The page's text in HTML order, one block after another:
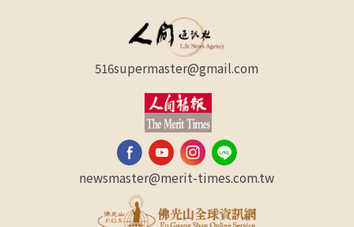
516supermaster@gmail.com
newsmaster@merit-times.com.tw